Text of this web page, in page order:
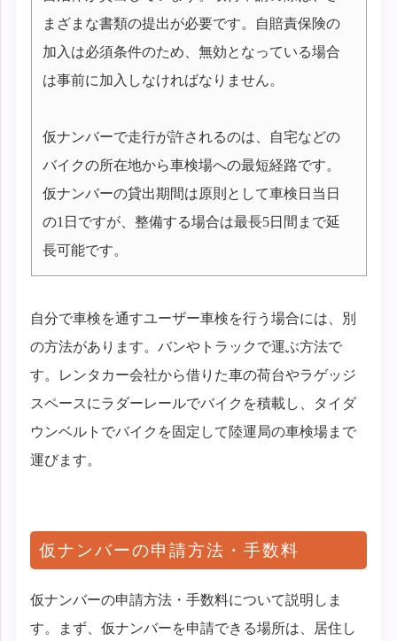
まざまな書類の提出が必要です。自賠責保険の
加入は必須条件のため、無効となっている場合
は事前に加入しなければなりません。
仮ナンバーで走行が許されるのは、自宅などの
バイクの所在地から車検場への最短経路です。
仮ナンバーの貸出期間は原則として車検日当日
の1日ですが、整備する場合は最長5日間まで延
長可能です。
自分で車検を通すユーザー車検を行う場合には、別
の方法があります。バンやトラックで運ぶ方法で
す。レンタカー会社から借りた車の荷台やラゲッジ
スペースにラダーレールでバイクを積載し、タイダ
ウンベルトでバイクを固定して陸運局の車検場まで
運びます。
仮ナンバーの申請方法・手数料
仮ナンバーの申請方法・手数料について説明しま
す。まず、仮ナンバーを申請できる場所は、居住し